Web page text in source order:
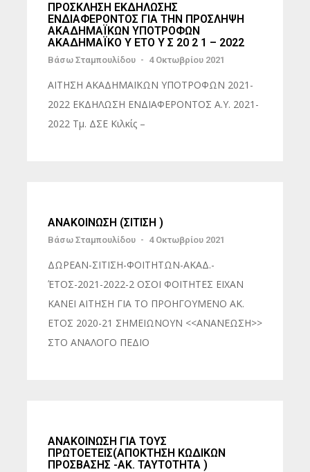
ΠΡΟΣΚΛΗΣΗ ΕΚΔΗΛΩΣΗΣ
ΕΝΔΙΑΦΕΡΟΝΤΟΣ ΓΙΑ ΤΗΝ ΠΡΟΣΛΗΨΗ
ΑΚΑΔΗΜΑΪΚΩΝ ΥΠΟΤΡΟΦΩΝ
ΑΚΑΔΗΜΑΪΚΟ Υ ΕΤΟ Υ Σ 20 2 1 – 2022
Βάσω Σταμπουλίδου - 4 Οκτωβρίου 2021
ΑΙΤΗΣΗ ΑΚΑΔΗΜΑΪΚΩΝ ΥΠΟΤΡΟΦΩΝ 2021-
2022 ΕΚΔΗΛΩΣΗ ΕΝΔΙΑΦΕΡΟΝΤΟΣ Α.Υ. 2021-
2022 Τμ. ΔΣΕ Κιλκίς –
ΑΝΑΚΟΙΝΩΣΗ (ΣΙΤΙΣΗ )
Βάσω Σταμπουλίδου - 4 Οκτωβρίου 2021
ΔΩΡΕΑΝ-ΣΙΤΙΣΗ-ΦΟΙΤΗΤΩΝ-ΑΚΑΔ.-
ΈΤΟΣ-2021-2022-2 ΟΣΟΙ ΦΟΙΤΗΤΕΣ ΕΙΧΑΝ
ΚΑΝΕΙ ΑΙΤΗΣΗ ΓΙΑ ΤΟ ΠΡΟΗΓΟΥΜΕΝΟ ΑΚ.
ΕΤΟΣ 2020-21 ΣΗΜΕΙΩΝΟΥΝ <<ΑΝΑΝΕΩΣΗ>>
ΣΤΟ ΑΝΑΛΟΓΟ ΠΕΔΙΟ
ΑΝΑΚΟΙΝΩΣΗ ΓΙΑ ΤΟΥΣ
ΠΡΩΤΟΕΤΕΙΣ(ΑΠΟΚΤΗΣΗ ΚΩΔΙΚΩΝ
ΠΡΟΣΒΑΣΗΣ -ΑΚ. ΤΑΥΤΟΤΗΤΑ )